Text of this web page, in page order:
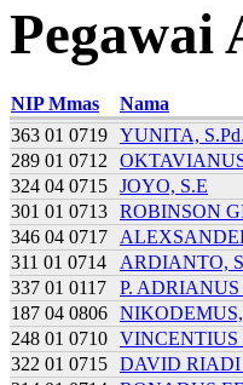
NIP Mmas Nama
363 01 0719 YUNITA, S.Pd.
289 01 0712
324 04 0715 JOYO, S.E
301 01 0713 ROBINSON
346 04 0717
311 01 0714
ARDIANTO,
337 01 0117
P. ADRIANUS
187 04 0806
248 01 0710 VINCENTIUS
322 01 0715 DAVID RIADI